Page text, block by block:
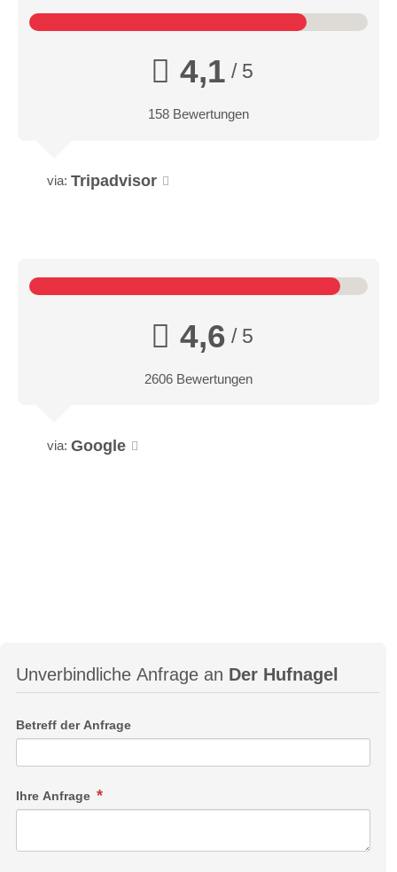
4,1 / 5
158 Bewertungen
via: Tripadvisor
4,6 / 5
2606 Bewertungen
via: Google
Unverbindliche Anfrage an Der Hufnagel
Betreff der Anfrage
Ihre Anfrage